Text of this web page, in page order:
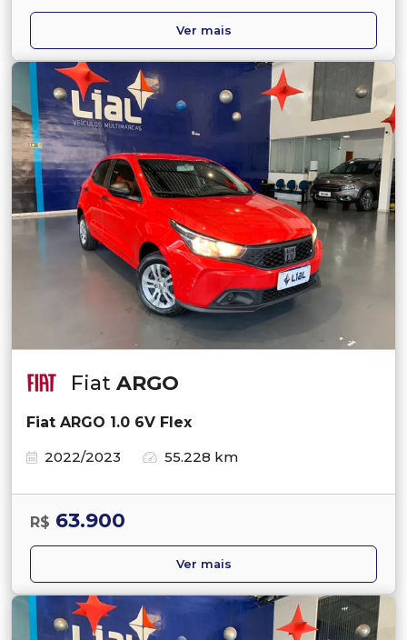
Ver mais
Fiat ARGO
Fiat ARGO 1.0 6V Flex
2022/2023
55.228 km
R$ 63.900
Ver mais